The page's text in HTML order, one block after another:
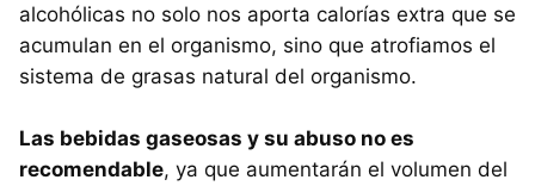
alcohólicas no solo nos aporta calorías extra que se
acumulan en el organismo, sino que atrofiamos el
sistema de grasas natural del organismo.
Las bebidas gaseosas y su abuso no es
recomendable, ya que aumentarán el volumen del